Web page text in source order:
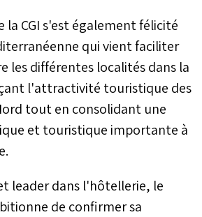
la CGI s'est également félicité
qui vient faciliter
les différentes localités dans la
l'attractivité touristique des
tout en consolidant une
et touristique importante à
leader dans l'hôtellerie, le
de confirmer sa